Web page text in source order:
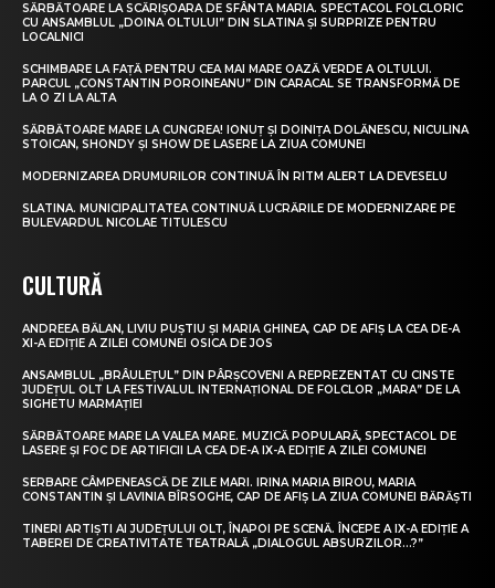
SĂRBĂTOARE LA SCĂRIȘOARA DE SFÂNTA MARIA. SPECTACOL FOLCLORIC
CU ANSAMBLUL „DOINA OLTULUI” DIN SLATINA ȘI SURPRIZE PENTRU
LOCALNICI
SCHIMBARE LA FAȚĂ PENTRU CEA MAI MARE OAZĂ VERDE A OLTULUI.
PARCUL „CONSTANTIN POROINEANU” DIN CARACAL SE TRANSFORMĂ DE
LA O ZI LA ALTA
SĂRBĂTOARE MARE LA CUNGREA! IONUȚ ȘI DOINIȚA DOLĂNESCU, NICULINA
STOICAN, SHONDY ȘI SHOW DE LASERE LA ZIUA COMUNEI
MODERNIZAREA DRUMURILOR CONTINUĂ ÎN RITM ALERT LA DEVESELU
SLATINA. MUNICIPALITATEA CONTINUĂ LUCRĂRILE DE MODERNIZARE PE
BULEVARDUL NICOLAE TITULESCU
CULTURĂ
ANDREEA BĂLAN, LIVIU PUȘTIU ȘI MARIA GHINEA, CAP DE AFIȘ LA CEA DE-A
XI-A EDIȚIE A ZILEI COMUNEI OSICA DE JOS
ANSAMBLUL „BRÂULEȚUL” DIN PÂRȘCOVENI A REPREZENTAT CU CINSTE
JUDEȚUL OLT LA FESTIVALUL INTERNAȚIONAL DE FOLCLOR „MARA” DE LA
SIGHETU MARMAȚIEI
SĂRBĂTOARE MARE LA VALEA MARE. MUZICĂ POPULARĂ, SPECTACOL DE
LASERE ȘI FOC DE ARTIFICII LA CEA DE-A IX-A EDIȚIE A ZILEI COMUNEI
SERBARE CÂMPENEASCĂ DE ZILE MARI. IRINA MARIA BIROU, MARIA
CONSTANTIN ȘI LAVINIA BÎRSOGHE, CAP DE AFIȘ LA ZIUA COMUNEI BĂRĂȘTI
TINERI ARTIȘTI AI JUDEȚULUI OLT, ÎNAPOI PE SCENĂ. ÎNCEPE A IX-A EDIȚIE A
TABEREI DE CREATIVITATE TEATRALĂ „DIALOGUL ABSURZILOR…?”